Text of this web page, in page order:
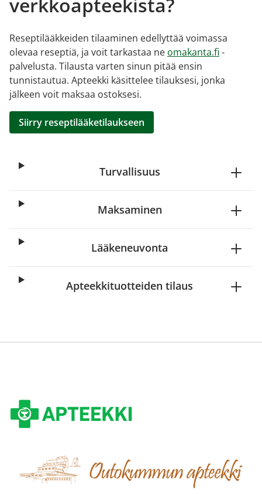
Reseptilääkkeiden tilaaminen edellyttää voimassa
olevaa reseptiä, ja voit tarkastaa ne omakanta.fi -
palvelusta. Tilausta varten sinun pitää ensin
tunnistautua. Apteekki käsittelee tilauksesi, jonka
jälkeen voit maksaa ostoksesi.
Siirry reseptilääketilaukseen
Turvallisuus
Maksaminen
Lääkeneuvonta
Apteekkituotteiden tilaus